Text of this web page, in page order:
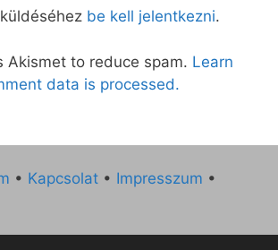
be kell jelentkezni.
Akismet to reduce spam. Learn
data is processed.
• Kapcsolat • Impresszum •